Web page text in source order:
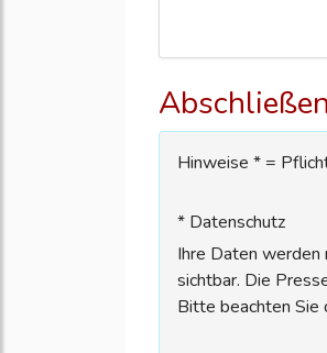
Abschließen
Hinweise * =
* Datenschutz
Ihre Daten werden
sichtbar. Die
Bitte beachten Sie